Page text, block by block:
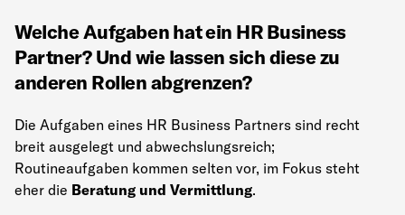
Welche Aufgaben hat ein HR Business
Partner? Und wie lassen sich diese zu
anderen Rollen abgrenzen?
Die Aufgaben eines HR Business Partners sind recht
breit ausgelegt und abwechslungsreich;
Routineaufgaben kommen selten vor, im Fokus steht
eher die Beratung und Vermittlung.